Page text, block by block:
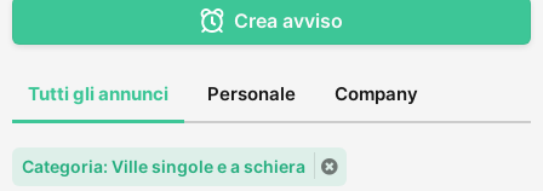
Crea avviso
Tutti gli annunci Personale Company
Categoria: Ville singole e a schiera